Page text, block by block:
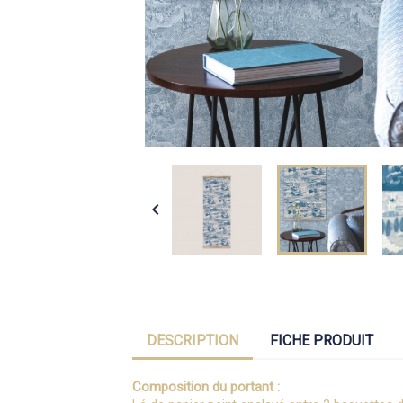

DESCRIPTION FICHE PRODUIT
Composition du portant :